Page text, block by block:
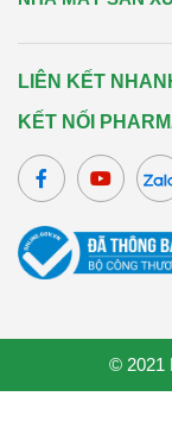
LIÊN KẾT
KẾT NỐI
© 2021